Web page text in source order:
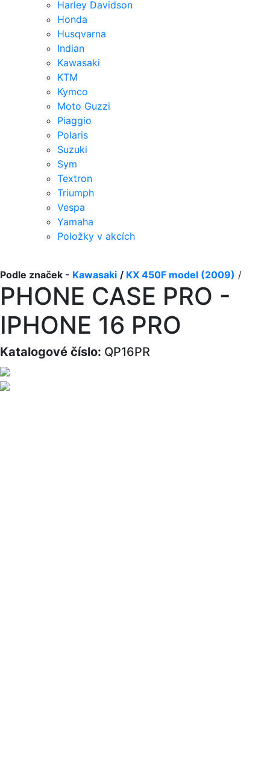
Harley Davidson
Honda
Husqvarna
Indian
Kawasaki
KTM
Kymco
Moto Guzzi
Piaggio
Polaris
Suzuki
Sym
Textron
Triumph
Vespa
Yamaha
Položky v akcích
Podle značek - Kawasaki / KX 450F model (2009) /
PHONE CASE PRO -
IPHONE 16 PRO
Katalogové číslo: QP16PR